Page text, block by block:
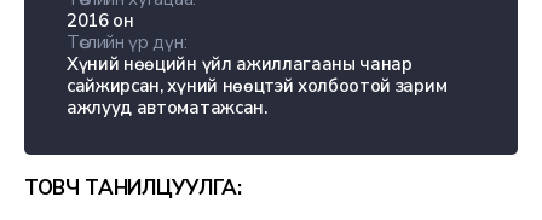
2016 он
Төслийн үр дүн:
Хүний нөөцийн үйл ажиллагааны чанар
сайжирсан, хүний нөөцтэй холбоотой зарим
ажлууд автоматажсан.
ТОВЧ ТАНИЛЦУУЛГА: